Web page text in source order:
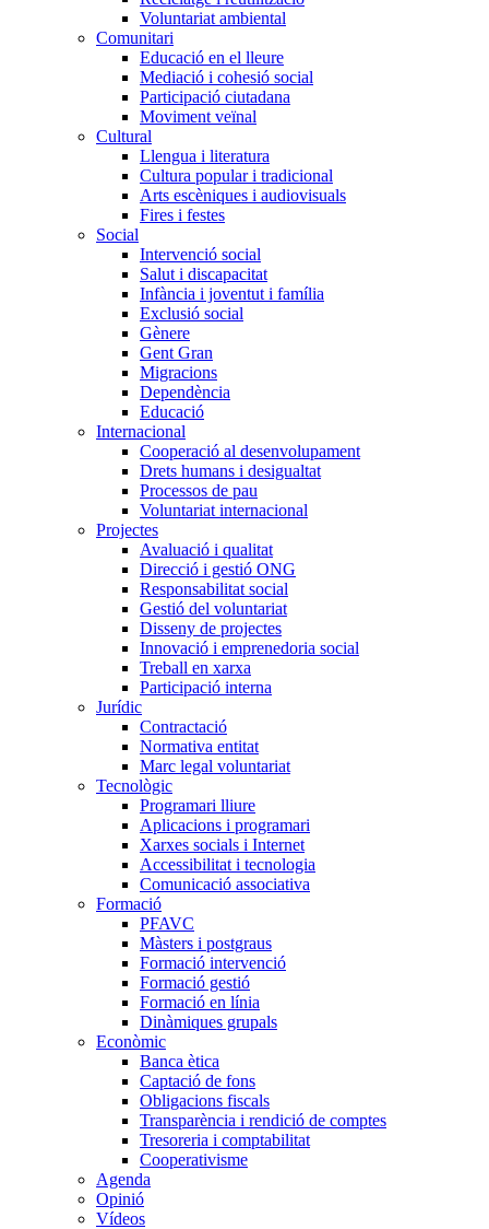
Voluntariat ambiental
Comunitari
Educació en el lleure
Mediació i cohesió social
Participació ciutadana
Moviment veïnal
Cultural
Llengua i literatura
Cultura popular i tradicional
Arts escèniques i audiovisuals
Fires i festes
Social
Intervenció social
Salut i discapacitat
Infància i joventut i família
Exclusió social
Gènere
Gent Gran
Migracions
Dependència
Educació
Internacional
Cooperació al desenvolupament
Drets humans i desigualtat
Processos de pau
Voluntariat internacional
Projectes
Avaluació i qualitat
Direcció i gestió ONG
Responsabilitat social
Gestió del voluntariat
Disseny de projectes
Innovació i emprenedoria social
Treball en xarxa
Participació interna
Jurídic
Contractació
Normativa entitat
Marc legal voluntariat
Tecnològic
Programari lliure
Aplicacions i programari
Xarxes socials i Internet
Accessibilitat i tecnologia
Comunicació associativa
Formació
PFAVC
Màsters i postgraus
Formació intervenció
Formació gestió
Formació en línia
Dinàmiques grupals
Econòmic
Banca ètica
Captació de fons
Obligacions fiscals
Transparència i rendició de comptes
Tresoreria i comptabilitat
Cooperativisme
Agenda
Opinió
Vídeos